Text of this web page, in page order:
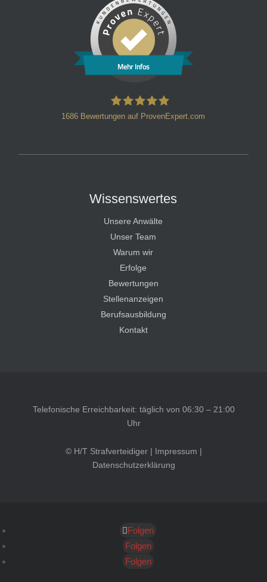
Mehr Infos
1686 Bewertungen auf ProvenExpert.com
Wissenswertes
Unsere Anwälte
Unser Team
Warum wir
Erfolge
Bewertungen
Stellenanzeigen
Berufsausbildung
Kontakt
Telefonische Erreichbarkeit: täglich von 06:30 – 21:00
Uhr
© H/T Strafverteidiger | Impressum |
Datenschutzerklärung
Folgen
Folgen
Folgen
Kundenbewertungen und Erfahrungen zu
SEHR GUT